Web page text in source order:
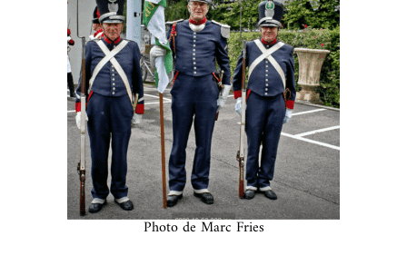
Photo de Marc Fries